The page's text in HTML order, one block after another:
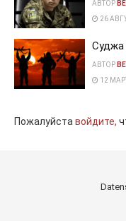
АВТОР
26
Суджа
АВТОР
12
Пожалуйставойдите,